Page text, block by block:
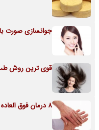
جوانسازی صورت
قوی ترین روش
8 درمان فوق العاده برای محو لکه های پشت دست